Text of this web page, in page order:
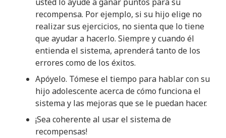
recompensa. Por ejemplo, si su hijo elige no
realizar sus ejercicios, no sienta que lo tiene
que ayudar a hacerlo. Siempre y cuando él
entienda el sistema, aprenderá tanto de los
errores como de los éxitos.
Apóyelo. Tómese el tiempo para hablar con su
hijo adolescente acerca de cómo funciona el
sistema y las mejoras que se le puedan hacer.
¡Sea coherente al usar el sistema de
recompensas!